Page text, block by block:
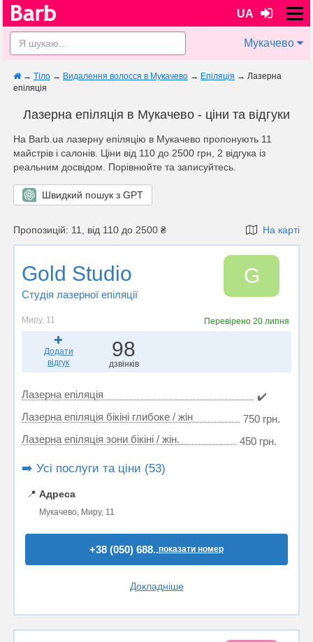
UA
Мукачево
→ Тіло → Видалення волосся в Мукачево → Епіляція → Лазерна
епіляція
Лазерна епіляція в Мукачево - ціни та відгуки
На Barb.ua лазерну епіляцію в Мукачево пропонують 11
майстрів i салонів. Ціни від 110 до 2500 грн, 2 відгука із
реальним досвідом. Порівнюйте та записуйтесь.
Швидкий пошук з GPT
Пропозицій: 11, від 110 до 2500 ₴ На карті
Gold Studio
Студія лазерної епіляції
G
Миру, 11 Перевірено 20 липня
Додати
відгук
98
дзвінків
Лазерна епіляція
✔️
Лазерна епіляція бікіні глибоке / жін
750 грн.
Лазерна епіляція зони бікіні / жін.
450 грн.
➡️ Усі послуги та ціни (53)
📍 Адреса
Мукачево, Миру, 11
+38 (050) 688..показати номер
Докладніше